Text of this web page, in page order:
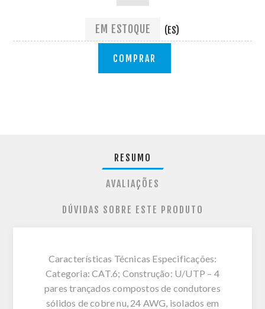
EM ESTOQUE (ES)
COMPRAR
RESUMO
AVALIAÇÕES
DÚVIDAS SOBRE ESTE PRODUTO
Características Técnicas Especificações:
Categoria: CAT.6; Construção: U/UTP – 4
pares trançados compostos de condutores
sólidos de cobre nu, 24 AWG, isolados em